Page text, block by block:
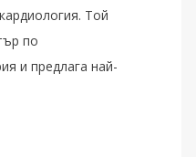
Той
по
и предлага най-